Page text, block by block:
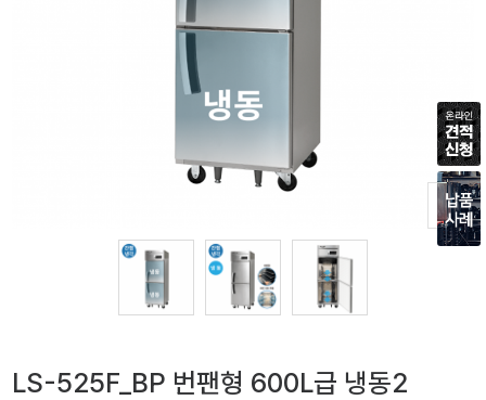
LS-525F_BP 번팬형 600L급 냉동2